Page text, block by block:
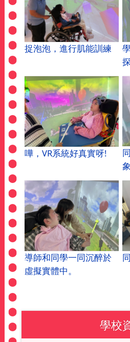
捉泡泡，進行肌能訓練
嘩，VR系統好真實呀!
導師和同學一同沉醉於
虛擬實體中。
學校